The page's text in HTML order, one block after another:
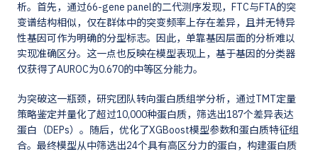
析。首先，通过66-gene panel的二代测序发现，FTC与FTA的突
变谱结构相似，仅在群体中的突变频率上存在差异，且并无特异
性基因可作为明确的分型标志。因此，单靠基因层面的分析难以
实现准确区分。这一点也反映在模型表现上，基于基因的分类器
仅获得了AUROC为0.670的中等区分能力。
为突破这一瓶颈，研究团队转向蛋白质组学分析，通过TMT定量
策略鉴定并量化了超过10,000种蛋白质，筛选出187个差异表达
蛋白（DEPs）。随后，优化了XGBoost模型参数和蛋白质特征组
合。最终模型从中筛选出24个具有高区分力的蛋白，构建蛋白质